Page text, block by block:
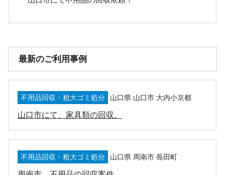
最新のご利用事例
不用品回収・粗大ゴミ処分 山口県 山口市 大内小京都
山口市にて、家具類の回収。
不用品回収・粗大ゴミ処分 山口県 周南市 長田町